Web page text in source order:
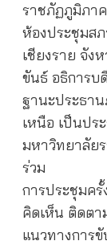
ราชภัฏภูมิภา
ห้องประชุมส
เชียงราย จัง
ขันธ์ อธิการบ
ฐานะประธา
เหนือ เป็นปร
มหาวิทยาลัย
ร่วม
การประชุมค
คิดเห็น ติดตา
แนวทางการ